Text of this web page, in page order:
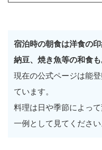
宿泊時の朝食は洋食の
納豆、焼き魚等の和食も
現在の公式ページは能
ています。
料理は日や季節によっ
一例として見てください